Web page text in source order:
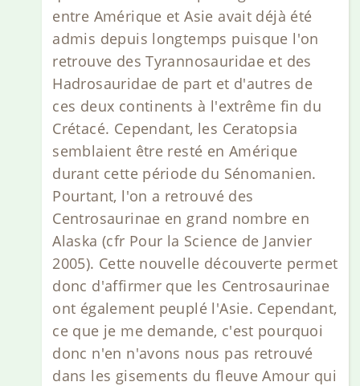
entre Amérique et Asie avait déjà été
admis depuis longtemps puisque l'on
retrouve des Tyrannosauridae et des
Hadrosauridae de part et d'autres de
ces deux continents à l'extrême fin du
Crétacé. Cependant, les Ceratopsia
semblaient être resté en Amérique
durant cette période du Sénomanien.
Pourtant, l'on a retrouvé des
Centrosaurinae en grand nombre en
Alaska (cfr Pour la Science de Janvier
2005). Cette nouvelle découverte permet
donc d'affirmer que les Centrosaurinae
ont également peuplé l'Asie. Cependant,
ce que je me demande, c'est pourquoi
donc n'en n'avons nous pas retrouvé
dans les gisements du fleuve Amour qui